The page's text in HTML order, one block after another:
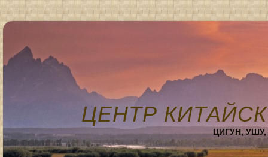
ЦЕНТР
ЦИГУН,